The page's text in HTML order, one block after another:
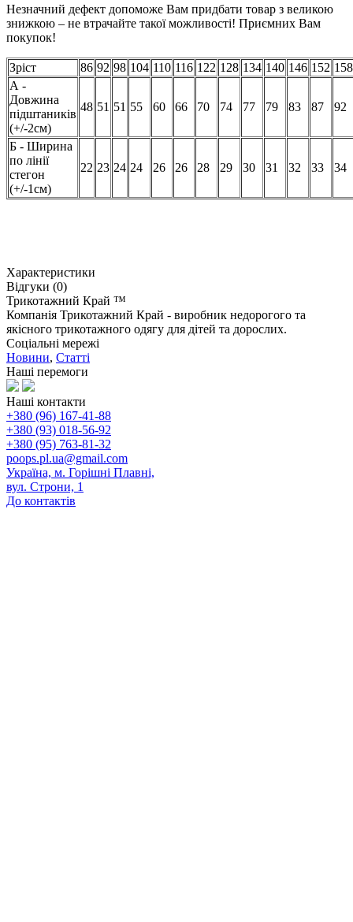
Незначний дефект допоможе Вам придбати товар з великою
знижкою – не втрачайте такої можливості! Приємних Вам
покупок!
Зріст 86 92 98 104 110 116 122 128 134 140 146 152 158
А -
Довжина
підштаників
(+/-2см)
48 51 51 55 60 66 70 74 77 79 83 87 92
Б - Ширина
по лінії
стегон
(+/-1см)
22 23 24 24 26 26 28 29 30 31 32 33 34
Характеристики
Відгуки (0)
Трикотажний Край ™
Компанія Трикотажний Край - виробник недорогого та
якісного трикотажного одягу для дітей та дорослих.
Соціальні мережі
Новини, Статті
Наші перемоги
Наші контакти
+380 (96) 167-41-88
+380 (93) 018-56-92
+380 (95) 763-81-32
poops.pl.ua@gmail.com
Україна, м. Горішні Плавні,
вул. Строни, 1
До контактів